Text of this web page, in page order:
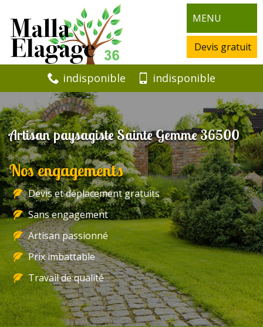
MENU
Devis gratuit
indisponible indisponible
Artisan paysagiste Sainte Gemme 36500
Nos engagements
Devis et déplacement gratuits
Sans engagement
Artisan passionné
Prix imbattable
Travail de qualité